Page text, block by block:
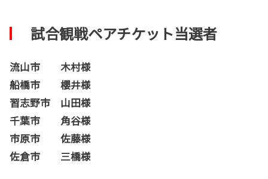
試合観戦ペアチケット当選者
流山市 木村様
船橋市 櫻井様
習志野市 山田様
千葉市 角谷様
市原市 佐藤様
佐倉市 三橋様